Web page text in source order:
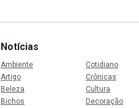
Notícias
Ambiente
Artigo
Beleza
Bichos
Cotidiano
Crônicas
Cultura
Decoração